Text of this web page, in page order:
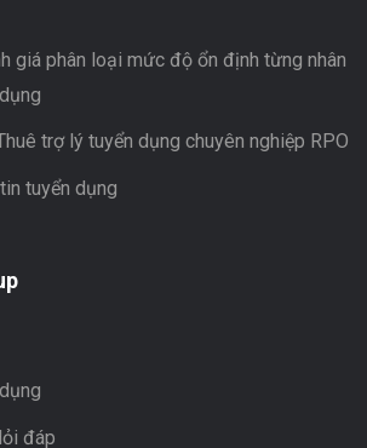
giá phân loại mức độ ổn định từng nhân
trợ lý tuyển dụng chuyên nghiệp RPO
tuyển dụng
đáp